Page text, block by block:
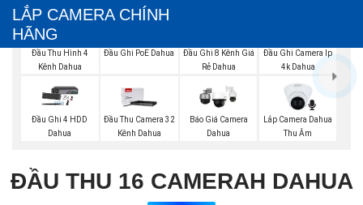
LẮP CAMERA CHÍNH
HÃNG
Đầu Thu Hình 4
Kênh Dahua
Đầu Ghi PoE Dahua
Đầu Ghi 8 Kênh Giá
Rẻ Dahua
Đầu Ghi Camera Ip
4k Dahua
Đầu Ghi 4 HDD
Dahua
Đầu Thu Camera 32
Kênh Dahua
Báo Giá Camera
Dahua
Lắp Camera Dahua
Thu Âm
ĐẦU THU 16 CAMERAH DAHUA